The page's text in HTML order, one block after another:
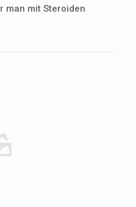
man mit Steroiden